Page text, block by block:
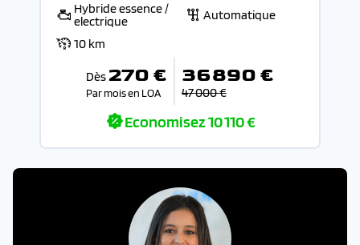
Hybride essence /
electrique
Automatique
10 km
Dès 270 €
Par mois en LOA
36 890 €
47 000 €
Economisez10 110 €